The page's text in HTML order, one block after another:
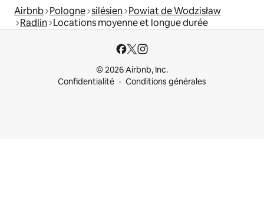
Airbnb Pologne silésien Powiat de Wodzisław
Radlin Locations moyenne et longue durée
© 2026 Airbnb, Inc.
Confidentialité
Conditions générales